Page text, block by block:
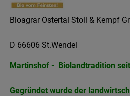
Bioagrar Ostertal Stoll & Kempf
D 66606 St.Wendel
Martinshof - Biolandtradition
Gegründet wurde der